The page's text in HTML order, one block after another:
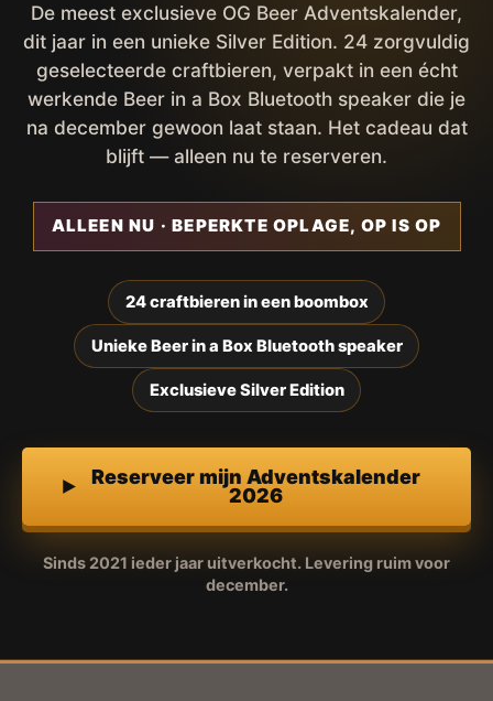
De meest exclusieve OG Beer Adventskalender,
dit jaar in een unieke Silver Edition. 24 zorgvuldig
geselecteerde craftbieren, verpakt in een écht
werkende Beer in a Box Bluetooth speaker die je
na december gewoon laat staan. Het cadeau dat
blijft — alleen nu te reserveren.
ALLEEN NU · BEPERKTE OPLAGE, OP IS OP
24 craftbieren in een boombox
Unieke Beer in a Box Bluetooth speaker
Exclusieve Silver Edition
Reserveer mijn Adventskalender
2026
Sinds 2021 ieder jaar uitverkocht. Levering ruim voor
december.